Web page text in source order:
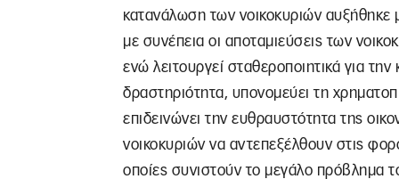
κατανάλωση των νοικοκυριών αυξήθηκε
με συνέπεια οι αποταμιεύσεις των
ενώ λειτουργεί σταθεροποιητικά για
δραστηριότητα, υπονομεύει τη
επιδεινώνει την ευθραυστότητα της
νοικοκυριών να αντεπεξέλθουν στις
οποίες συνιστούν το μεγάλο πρόβλημα